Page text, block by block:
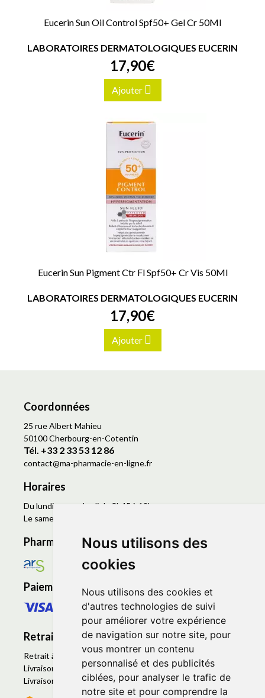
Nous utilisons des
cookies
Nous utilisons des cookies et
d'autres technologies de suivi
pour améliorer votre expérience
de navigation sur notre site, pour
vous montrer un contenu
personnalisé et des publicités
ciblées, pour analyser le trafic de
notre site et pour comprendre la
Eucerin Sun Oil Control Spf50+ Gel Cr 50Ml
LABORATOIRES DERMATOLOGIQUES EUCERIN
17,90€
Ajouter
Eucerin Sun Pigment Ctr Fl Spf50+ Cr Vis 50Ml
LABORATOIRES DERMATOLOGIQUES EUCERIN
17,90€
Ajouter
Coordonnées
25 rue Albert Mahieu
50100 Cherbourg-en-Cotentin
Tél. +33 2 33 53 12 86
contact@ma-pharmacie-en-ligne.fr
Horaires
Du lundi au vendredi de 8h45 à 19h
Le samedi de 9h à 19h
Pharmacie en ligne agréée
Paiement sécurisé
Retrait - Livraison
Retrait à la pharmacie - Click & Collect
Livraison en Point Relais
Livraison à domicile